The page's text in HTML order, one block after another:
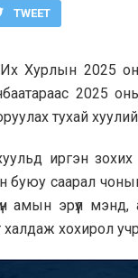
TWEET
Хурлын 2025
2025
тухай
иргэн
буюу саарал
амын эрүүл
халдаж хохирол